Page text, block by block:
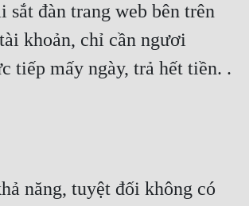
sắt đàn trang web bên trên
khoản, chỉ cần ngươi
tiếp mấy ngày, trả hết tiền. .
năng, tuyệt đối không có